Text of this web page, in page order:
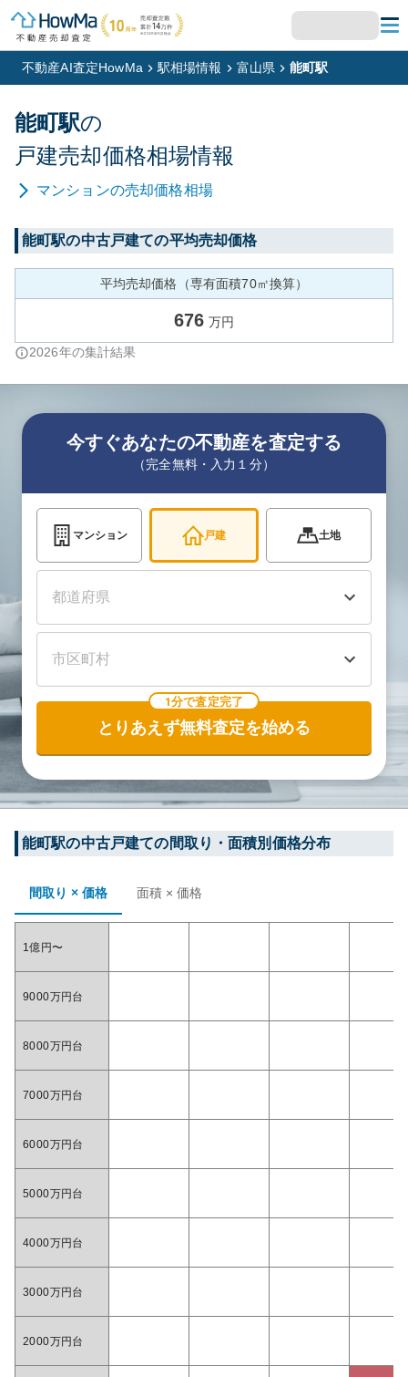
不動産AI査定HowMa 駅相場情報 富山県 能町駅
能町駅の
戸建売却価格相場情報
マンションの売却価格相場
能町駅の中古戸建ての平均売却価格
平均売却価格（専有面積70㎡換算）
676 万円
2026年の集計結果
今すぐあなたの不動産を査定する
（完全無料・入力１分）
マンション 戸建 土地
1分で査定完了
とりあえず無料査定を始める
能町駅の中古戸建ての間取り・面積別価格分布
間取り × 価格 面積 × 価格
1億円〜
9000万円台
8000万円台
7000万円台
6000万円台
5000万円台
4000万円台
3000万円台
2000万円台